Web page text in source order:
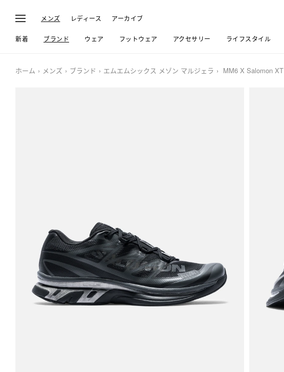
メンズ レディース アーカイブ
新着 ブランド ウェア フットウェア アクセサリー ライフスタイル
ホーム メンズ ブランド エムエムシックス メゾン マルジェラ MM6 X Salomon XT